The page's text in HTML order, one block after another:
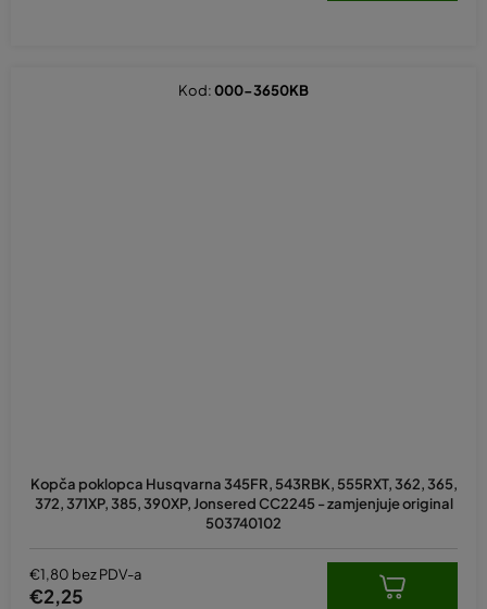
Kopča poklopca Husqvarna 345FR, 543RBK, 555RXT, 362, 365,
372, 371XP, 385, 390XP, Jonsered CC2245 - zamjenjuje original
503740102
€1,80 bez PDV-a
€2,25
Kod:000-3650KB